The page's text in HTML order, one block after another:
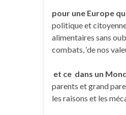
pour une Europe
politique et
alimentaires sans
combats, ‘de nos
et ce dans un
parents et grand
les raisons et les